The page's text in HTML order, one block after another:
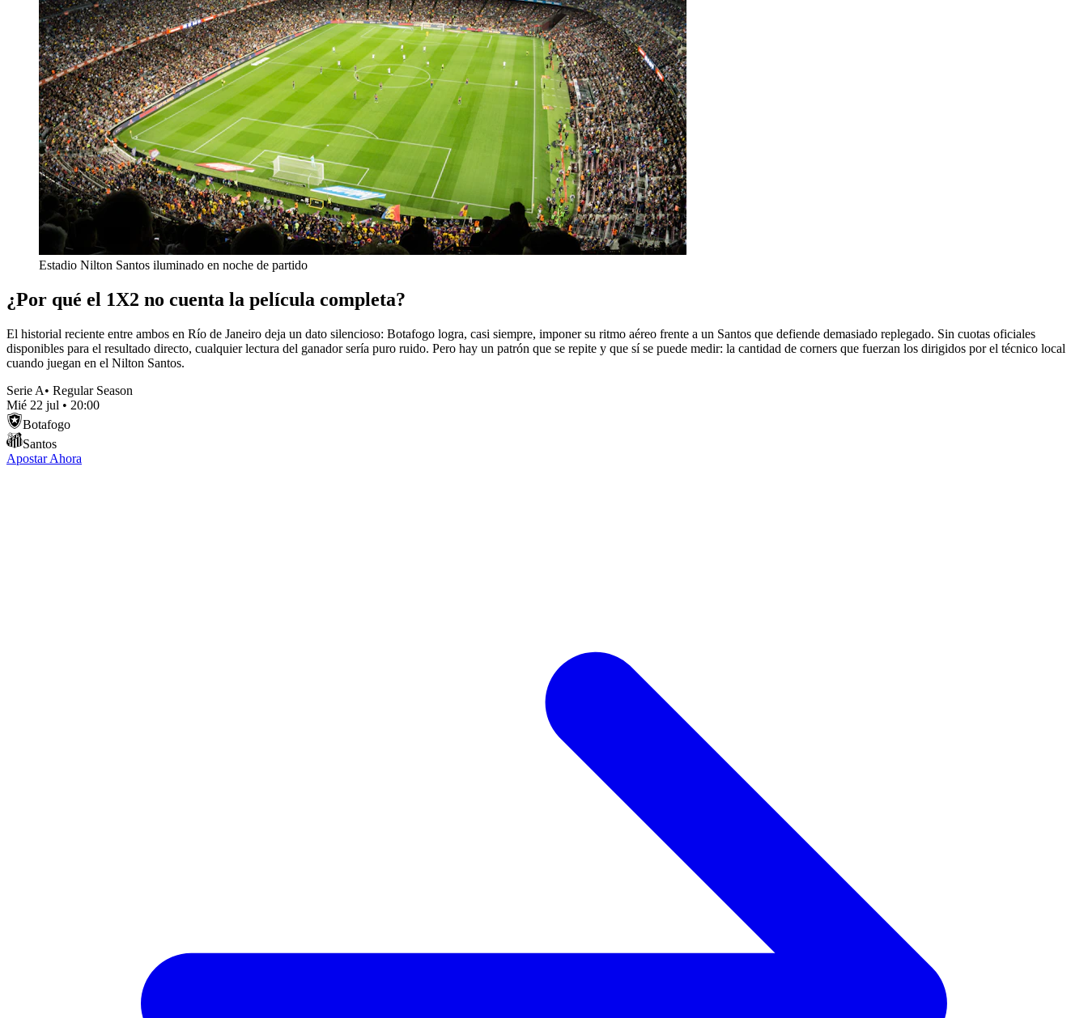
Estadio Nilton Santos iluminado en noche de partido
¿Por qué el 1X2 no cuenta la película completa?
El historial reciente entre ambos en Río de Janeiro deja un dato silencioso: Botafogo logra, casi siempre, imponer su ritmo aéreo frente a un Santos que defiende demasiado replegado. Sin cuotas oficiales
disponibles para el resultado directo, cualquier lectura del ganador sería puro ruido. Pero hay un patrón que se repite y que sí se puede medir: la cantidad de corners que fuerzan los dirigidos por el técnico local
cuando juegan en el Nilton Santos.
Serie A• Regular Season
Mié 22 jul • 20:00
Botafogo
Santos
Apostar Ahora